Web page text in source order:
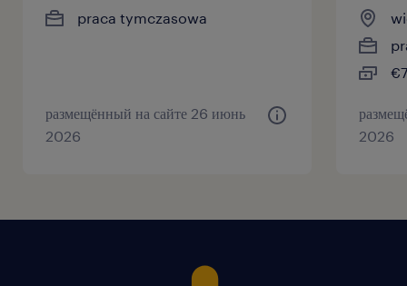
praca tymczasowa
размещённый на сайте 26 июнь
2026
2026